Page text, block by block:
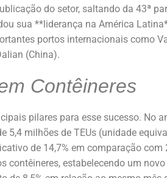
do setor, saltando da 43ª
sua **liderança na América
portos internacionais como
(China).
Contêineres
pilares para esse sucesso. No
milhões de TEUs (unidade
de 14,7% em comparação com
estabelecendo um